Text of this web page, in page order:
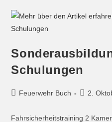
Schulungen
Feuerwehr Buch 2.
Fahrsicherheitstraining 2